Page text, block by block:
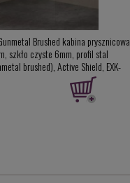
Brushed kabina prysznicowa
szkło czyste 6mm, profil stal
brushed), Active Shield, EXK-